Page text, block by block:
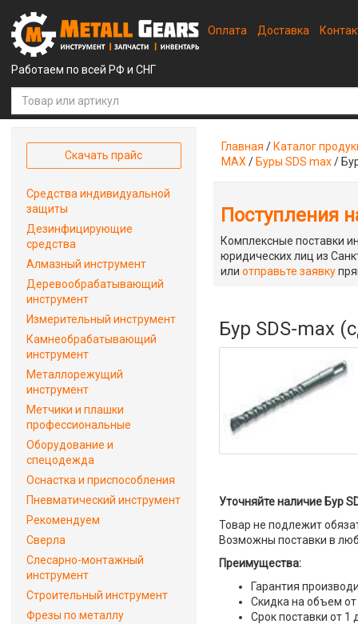
Работаем по всей РФ и СНГ
Оплата Доставка
Главная / Каталог
MAX / Буры SDS max/
Поступления
Комплексные поставки
юридических лиц из
илиотправьте заявку
Бур SDS-max
Уточняйте наличие Бур
Товар не подлежит
Возможны поставки в
Преимущества:
Гарантия
Скидка на объем от
Срок поставки от 1
Скачать прайс
Средства индивидуальной
защиты
Дезинфицирующие
средства
Алмазный инструмент
Деревообрабатывающий
инструмент
Измерительный инструмент
Камнеобрабатывающий
инструмент
Металлорежущий
инструмент
Метчики и плашки
профессиональные
Оборудование и
спецодежда
Оснастка и приспособления
Пневматический инструмент
Рекомендуем
Сверла
Слесарно-монтажный
инструмент
Строительный инструмент
Фрезы по металлу